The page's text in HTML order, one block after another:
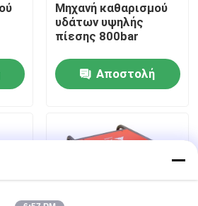
μας
πλυντήρια
καθαριστές
Μηχανή καθαρισμού
υδάτων υψηλής
πίεσης 800bar
Αποστολή